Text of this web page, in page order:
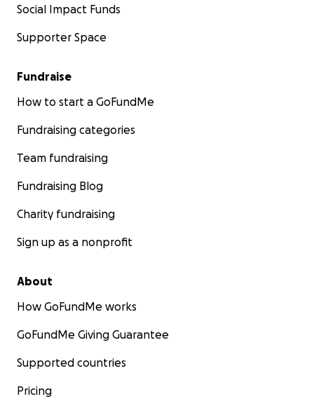
Social Impact Funds
Supporter Space
Fundraise
How to start a GoFundMe
Fundraising categories
Team fundraising
Fundraising Blog
Charity fundraising
Sign up as a nonprofit
About
How GoFundMe works
GoFundMe Giving Guarantee
Supported countries
Pricing